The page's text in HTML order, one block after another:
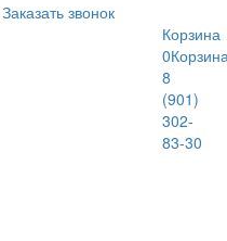
Заказать звонок
Корзина
0
8
(901)
302-
83-30